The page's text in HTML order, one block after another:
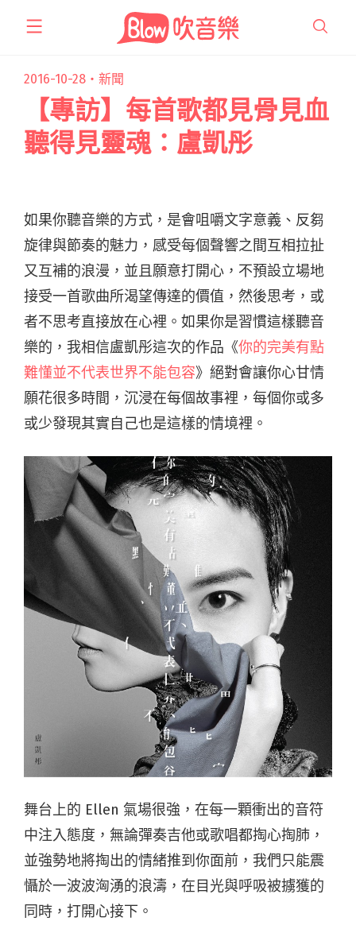
2016-10-28・ 新聞
【專訪】每首歌都見骨見血
聽得見靈魂：盧凱彤
如果你聽音樂的方式，是會咀嚼文字意義、反芻
旋律與節奏的魅力，感受每個聲響之間互相拉扯
又互補的浪漫，並且願意打開心，不預設立場地
接受一首歌曲所渴望傳達的價值，然後思考，或
者不思考直接放在心裡。如果你是習慣這樣聽音
樂的，我相信盧凱彤這次的作品《你的完美有點
難懂並不代表世界不能包容》絕對會讓你心甘情
願花很多時間，沉浸在每個故事裡，每個你或多
或少發現其實自己也是這樣的情境裡。
舞台上的 Ellen 氣場很強，在每一顆衝出的音符
中注入態度，無論彈奏吉他或歌唱都掏心掏肺，
並強勢地將掏出的情緒推到你面前，我們只能震
懾於一波波洶湧的浪濤，在目光與呼吸被擄獲的
同時，打開心接下。